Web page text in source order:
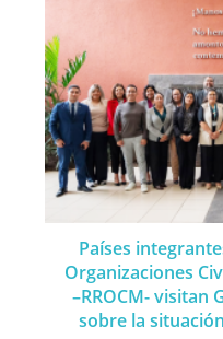
Países
Organizaciones
–RROCM- visitan
sobre la